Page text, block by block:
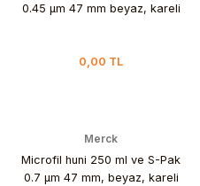
0.45 µm 47 mm beyaz, kareli
0,00 TL
Merck
Microfil huni 250 ml ve S-Pak
0.7 µm 47 mm, beyaz, kareli